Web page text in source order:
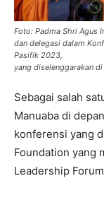
Foto: Padma Shri Agus
dan delegasi dalam
Pasifik 2023,
yang diselenggarakan
Sebagai salah
Manuaba di
konferensi yang
Foundation yang
Leadership